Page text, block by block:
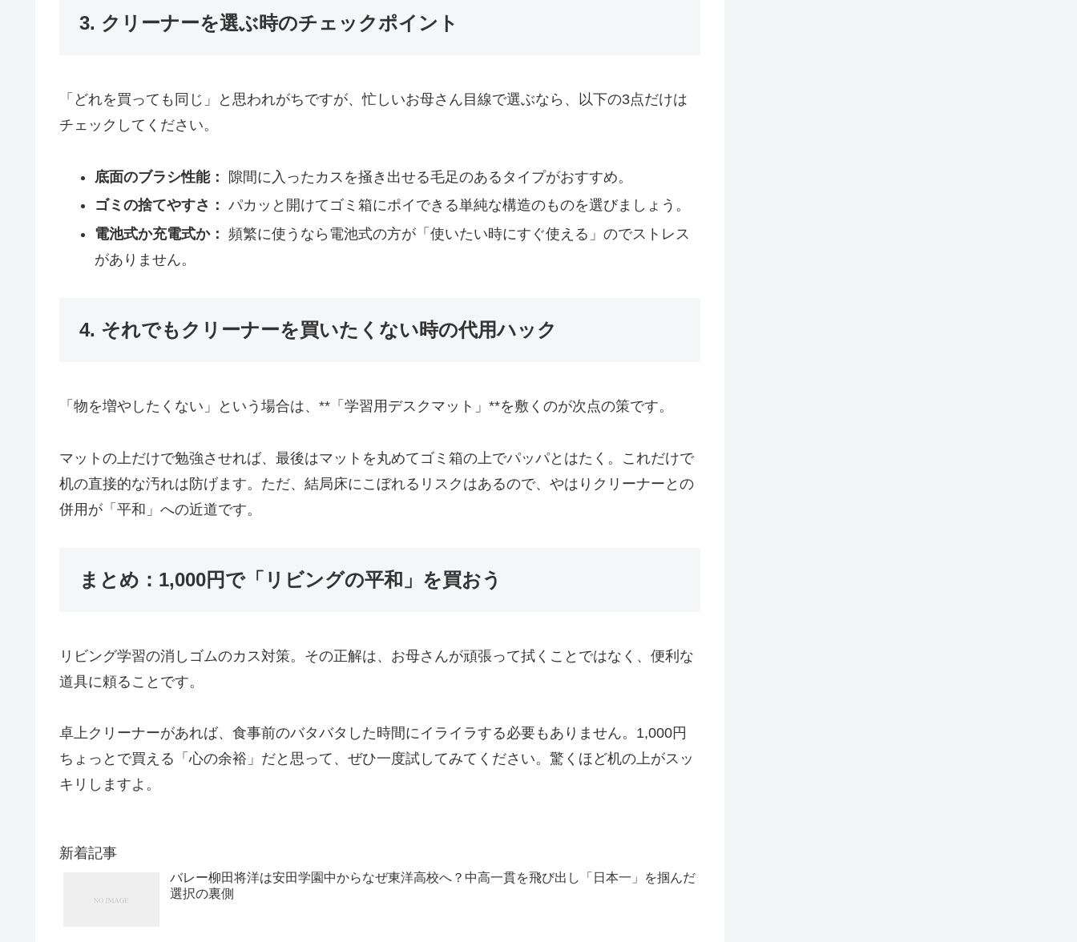
3. クリーナーを選ぶ時のチェックポイント
「どれを買っても同じ」と思われがちですが、忙しいお母さん目線で選ぶなら、以下の3点だけは
チェックしてください。
底面のブラシ性能：
隙間に入ったカスを掻き出せる毛足のあるタイプがおすすめ。
ゴミの捨てやすさ： パカッと開けてゴミ箱にポイできる単純な構造のものを選びましょう。
電池式か充電式か： 頻繁に使うなら電池式の方が「使いたい時にすぐ使える」のでストレス
がありません。
4. それでもクリーナーを買いたくない時の代用ハック
「物を増やしたくない」という場合は、**「学習用デスクマット」**を敷くのが次点の策です。
マットの上だけで勉強させれば、最後はマットを丸めてゴミ箱の上でパッパとはたく。これだけで
机の直接的な汚れは防げます。ただ、結局床にこぼれるリスクはあるので、やはりクリーナーとの
併用が「平和」への近道です。
まとめ：1,000円で「リビングの平和」を買おう
リビング学習の消しゴムのカス対策。その正解は、お母さんが頑張って拭くことではなく、便利な
道具に頼ることです。
卓上クリーナーがあれば、食事前のバタバタした時間にイライラする必要もありません。1,000円
ちょっとで買える「心の余裕」だと思って、ぜひ一度試してみてください。驚くほど机の上がスッ
キリしますよ。
新着記事
バレー柳田将洋は安田学園中からなぜ東洋高校へ？中高一貫を飛び出し「日本一」を掴んだ
選択の裏側